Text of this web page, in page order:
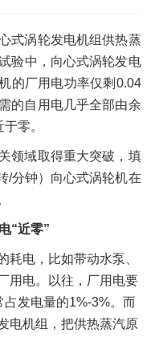
式涡轮发电机组供热蒸
验中，向心式涡轮发电
的厂用电功率仅剩0.04
的自用电几乎全部由余
零。
领域取得重大突破，填
/分钟）向心式涡轮机在
“近零”
耗电，比如带动水泵、
用电。以往，厂用电要
占发电量的1%-3%。而
电机组，把供热蒸汽原